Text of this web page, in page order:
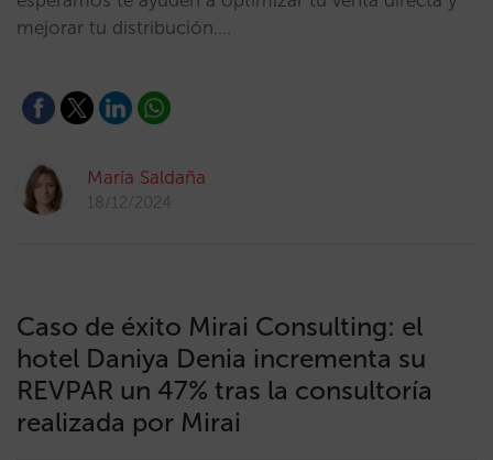
mejorar tu distribución.…
María Saldaña
18/12/2024
Caso de éxito Mirai Consulting: el
hotel Daniya Denia incrementa su
REVPAR un 47% tras la consultoría
realizada por Mirai